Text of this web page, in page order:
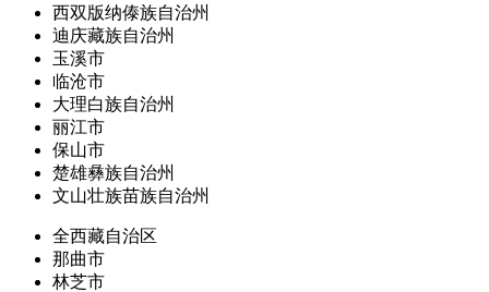
西双版纳傣族自治州
迪庆藏族自治州
玉溪市
临沧市
大理白族自治州
丽江市
保山市
楚雄彝族自治州
文山壮族苗族自治州
全西藏自治区
那曲市
林芝市